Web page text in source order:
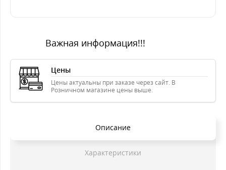
Важная информация!!!
Цены
Цены актуальны при заказе через сайт. В
Розничном магазине цены выше.
Описание
Характеристики